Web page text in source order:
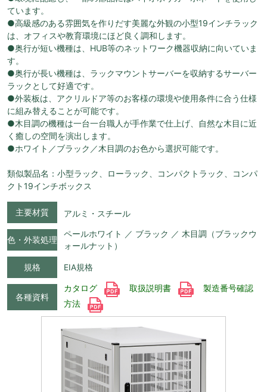
ています。
●高級感のある雰囲気を作りだす美麗な外観の小型19インチラック
は、オフィスや教育環境にほど良く調和します。
●奥行が短い機種は、HUB等のネットワーク機器収納に向いていま
す。
●奥行が長い機種は、ラックマウントサーバーを収納するサーバー
ラックとして好適です。
●外装板は、アクリルドア等のお客様の環境や使用条件に合う仕様
に組み替えることが可能です。
●木目調の機種は一台一台職人が手作業で仕上げ、自然な木目に近
く癒しの空間を演出します。
●ホワイト／ブラック／木目調のお色から選択可能です。
類似製品名：小型ラック、ローラック、コンパクトラック、コンパ
クト19インチボックス
主要材質 アルミ・スチール
色・外装処理
ペールホワイト ／ ブラック ／ 木目調（ブラックウ
ォールナット）
規格 EIA規格
各種資料
カタログ 取扱説明書
製造番号確認
方法